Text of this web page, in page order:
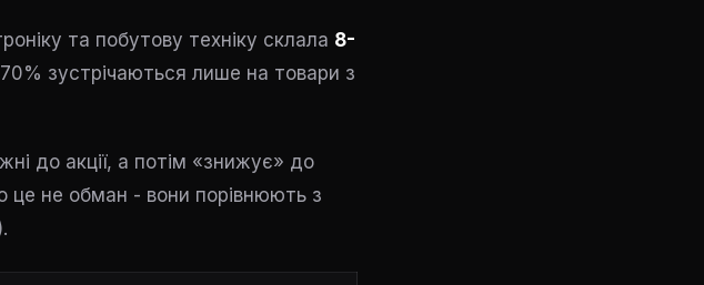
та побутову техніку склала 8-
зустрічаються лише на товари з
до акції, а потім «знижує» до
це не обман - вони порівнюють з